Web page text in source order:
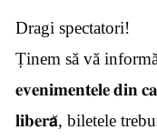
Dragi spectatori!
Ținem să vă
𝐞𝐯𝐞𝐧𝐢𝐦𝐞𝐧𝐭𝐞𝐥𝐞𝐝𝐢𝐧
𝐥𝐢𝐛𝐞𝐫𝗮̆, biletele